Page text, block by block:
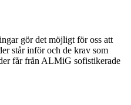
gör det möjligt för oss att
står inför och de krav som
får från ALMiG sofistikerade